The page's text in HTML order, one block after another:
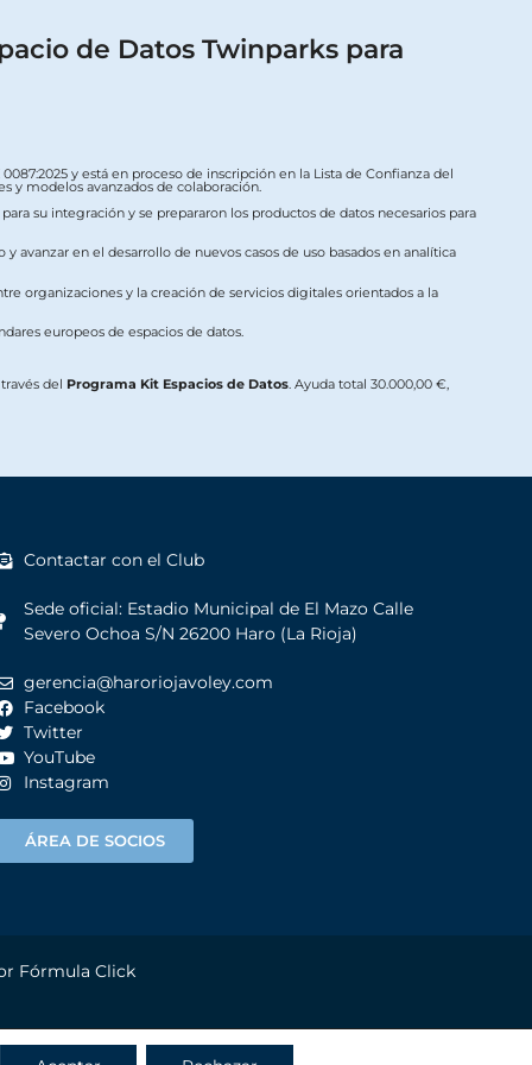
de Datos Twinparks para
y está en proceso de inscripción en la Lista de Confianza del
y modelos avanzados de colaboración.
su integración y se prepararon los productos de datos necesarios para
en el desarrollo de nuevos casos de uso basados en analítica
organizaciones y la creación de servicios digitales orientados a la
europeos de espacios de datos.
través del Programa Kit Espacios de Datos. Ayuda total 30.000,00 €,
Contactar con el Club
Sede oficial: Estadio Municipal de El Mazo Calle
Severo Ochoa S/N 26200 Haro (La Rioja)
gerencia@haroriojavoley.com
Facebook
Twitter
YouTube
Instagram
ÁREA DE SOCIOS
Fórmula Click